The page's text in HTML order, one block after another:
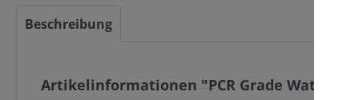
Beschreibung
Artikelinformationen "PCR Grade Water"